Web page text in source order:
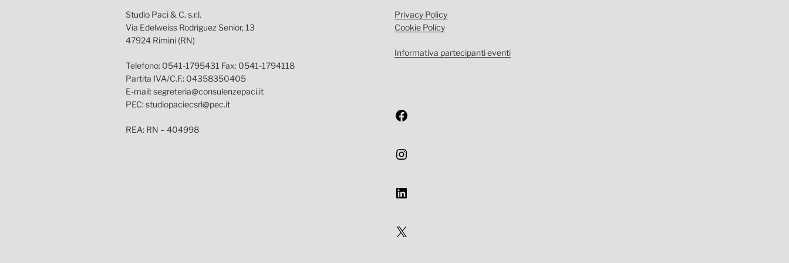
Studio Paci & C. s.r.l.
Via Edelweiss Rodriguez Senior, 13
47924 Rimini (RN)
Telefono: 0541-1795431 Fax: 0541-1794118
Partita IVA/C.F.: 04358350405
E-mail: segreteria@consulenzepaci.it
PEC: studiopaciecsrl@pec.it
REA: RN – 404998
Privacy Policy
Cookie Policy
Informativa partecipanti eventi